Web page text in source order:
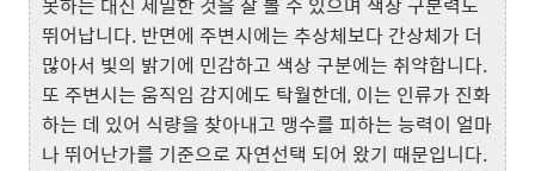
뛰어납니다. 반면에 주변시에는 추상체보다 간상체가 더
많아서 빛의 밝기에 민감하고 색상 구분에는 취약합니다.
또 주변시는 움직임 감지에도 탁월한데, 이는 인류가 진화
하는 데 있어 식량을 찾아내고 맹수를 피하는 능력이 얼마
나 뛰어난가를 기준으로 자연선택 되어 왔기 때문입니다.